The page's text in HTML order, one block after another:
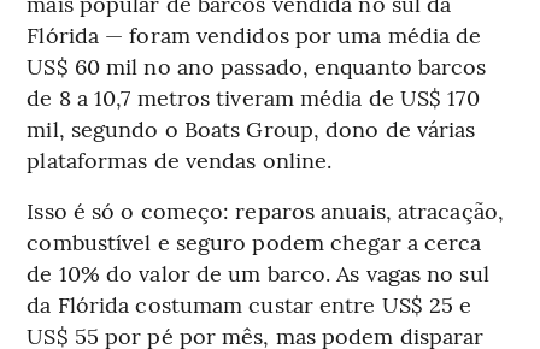
Flórida — foram vendidos por uma média de
US$ 60 mil no ano passado, enquanto barcos
de 8 a 10,7 metros tiveram média de US$ 170
mil, segundo o Boats Group, dono de várias
plataformas de vendas online.
Isso é só o começo: reparos anuais, atracação,
combustível e seguro podem chegar a cerca
de 10% do valor de um barco. As vagas no sul
da Flórida costumam custar entre US$ 25 e
US$ 55 por pé por mês, mas podem disparar